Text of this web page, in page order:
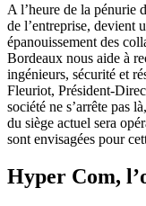
A l’heure de la pénurie
de l’entreprise, devient
épanouissement des
Bordeaux nous aide à
ingénieurs, sécurité et
Fleuriot, Président-
société ne s’arrête pas
du siège actuel sera
sont envisagées pour
Hyper Com,